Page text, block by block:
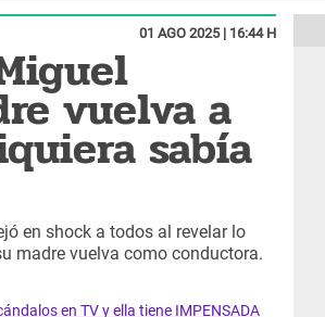
01 AGO 2025 | 16:44 H
vuelva a
sabía
en shock a todos al revelar lo
madre vuelva como conductora.
en TV y ella tiene IMPENSADA